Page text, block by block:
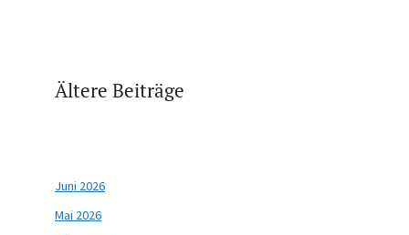
Ältere Beiträge
Juni 2026
Mai 2026